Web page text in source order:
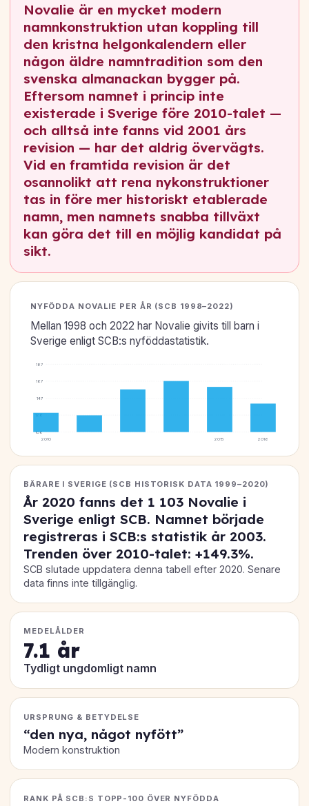
Novalie är en mycket modern
namnkonstruktion utan koppling till
den kristna helgonkalendern eller
någon äldre namntradition som den
svenska almanackan bygger på.
Eftersom namnet i princip inte
existerade i Sverige före 2010-talet —
och alltså inte fanns vid 2001 års
revision — har det aldrig övervägts.
Vid en framtida revision är det
osannolikt att rena nykonstruktioner
tas in före mer historiskt etablerade
namn, men namnets snabba tillväxt
kan göra det till en möjlig kandidat på
sikt.
NYFÖDDA NOVALIE PER ÅR (SCB 1998–2022)
Mellan 1998 och 2022 har Novalie givits till barn i
Sverige enligt SCB:s nyföddastatistik.
106
147
167
187
2010 2015 2016
BÄRARE I SVERIGE (SCB HISTORISK DATA 1999–2020)
År 2020 fanns det 1 103 Novalie i
Sverige enligt SCB. Namnet började
registreras i SCB:s statistik år 2003.
Trenden över 2010-talet:+149.3%.
SCB slutade uppdatera denna tabell efter 2020. Senare
data finns inte tillgänglig.
MEDELÅLDER
7.1 år
Tydligt ungdomligt namn
URSPRUNG & BETYDELSE
“den nya, något nyfött”
Modern konstruktion
RANK PÅ SCB:S TOPP-100 ÖVER NYFÖDDA